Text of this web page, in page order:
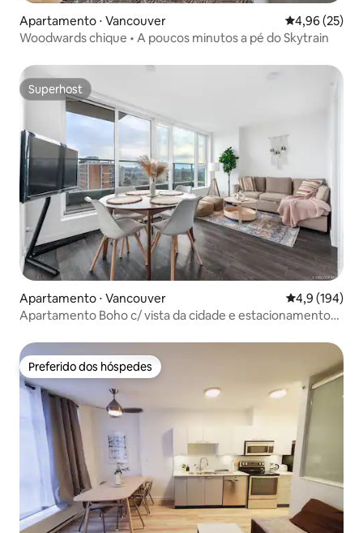
Apartamento ⋅ Vancouver 4,96 de uma
4,96 (25)
Woodwards chique • A poucos minutos a pé do Skytrain
Superhost
Superhost
Apartamento ⋅ Vancouver 4,9 de uma
4,9 (194)
Apartamento Boho c/ vista da cidade e estacionamento
Preferido dos hóspedes
Preferido dos hóspedes